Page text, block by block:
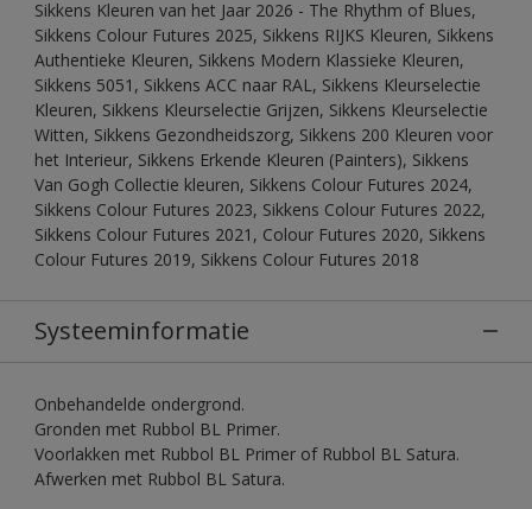
Sikkens Kleuren van het Jaar 2026 - The Rhythm of Blues,
Sikkens Colour Futures 2025, Sikkens RIJKS Kleuren, Sikkens
Authentieke Kleuren, Sikkens Modern Klassieke Kleuren,
Sikkens 5051, Sikkens ACC naar RAL, Sikkens Kleurselectie
Kleuren, Sikkens Kleurselectie Grijzen, Sikkens Kleurselectie
Witten, Sikkens Gezondheidszorg, Sikkens 200 Kleuren voor
het Interieur, Sikkens Erkende Kleuren (Painters), Sikkens
Van Gogh Collectie kleuren, Sikkens Colour Futures 2024,
Sikkens Colour Futures 2023, Sikkens Colour Futures 2022,
Sikkens Colour Futures 2021, Colour Futures 2020, Sikkens
Colour Futures 2019, Sikkens Colour Futures 2018
Systeeminformatie
Onbehandelde ondergrond.
Gronden met Rubbol BL Primer.
Voorlakken met Rubbol BL Primer of Rubbol BL Satura.
Afwerken met Rubbol BL Satura.